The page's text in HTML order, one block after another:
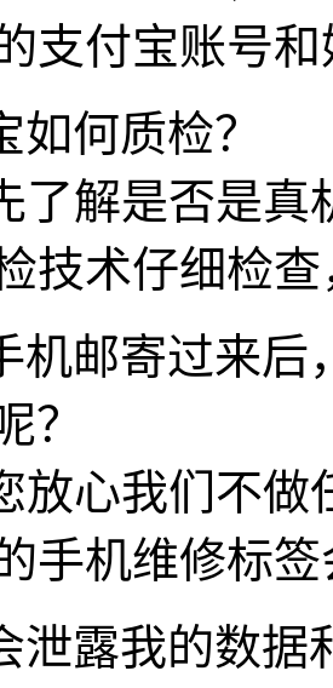
支付宝账号
如何质检？
了解是否是真
技术仔细检
机邮寄过来
？
放心我们不做
手机维修标
泄露我的数据